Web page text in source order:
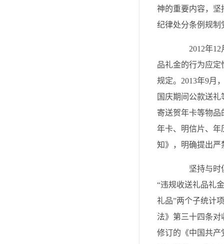
神的重要内容，坚
纪律处分条例规制
2012年12月
品礼金的行为应
规定。2013年9月
国庆期间公款送
寄送贺年卡等物品
年卡、明信片、年
知》，明确提出严
坚持与时俱
“违规收送礼品礼
礼品”两个子统计
法》第三十四条对
修订的《中国共产